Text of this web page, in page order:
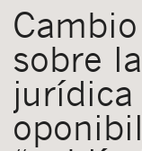
sobre
jurídica